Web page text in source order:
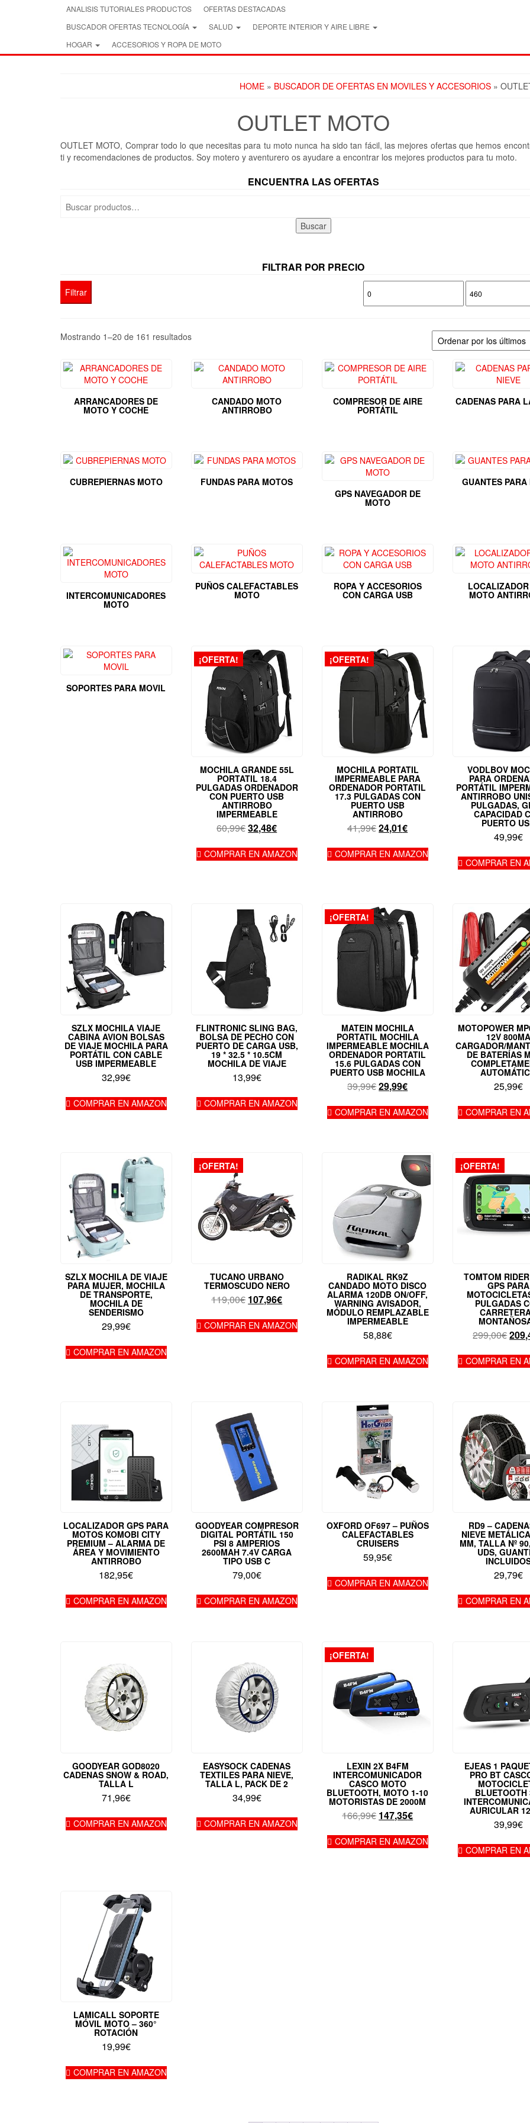
ANALISIS TUTORIALES PRODUCTOS
OFERTAS DESTACADAS
BUSCADOR OFERTAS TECNOLOGÍA
SALUD
DEPORTE INTERIOR Y AIRE LIBRE
HOGAR
ACCESORIOS Y ROPA DE MOTO
HOME » BUSCADOR DE OFERTAS EN MOVILES Y ACCESORIOS »
OUTLET MOTO
OUTLET MOTO, Comprar todo lo que necesitas para tu moto nunca ha sido tan fácil, las mejores ofertas que hemos
ti y recomendaciones de productos. Soy motero y aventurero os ayudare a encontrar los mejores productos para tu moto.
ENCUENTRA LAS OFERTAS
Buscar
por:
Buscar
FILTRAR POR PRECIO
mínimo
máximo
Filtrar
Mostrando 1–20 de 161 resultadosOrdenado
los
últimos
ARRANCADORES DE
MOTO Y COCHE
CANDADO MOTO
ANTIRROBO
COMPRESOR DE AIRE
PORTÁTIL
CADENAS PARA
CUBREPIERNAS MOTO
FUNDAS PARA MOTOS
GPS NAVEGADOR DE
MOTO
GUANTES PARA
INTERCOMUNICADORES
MOTO
PUÑOS CALEFACTABLES
MOTO
ROPA Y ACCESORIOS
CON CARGA USB MOTO
SOPORTES PARA MOVIL
¡OFERTA!
MOCHILA GRANDE 55L
PORTATIL 18.4
PULGADAS ORDENADOR
CON PUERTO USB
ANTIRROBO
IMPERMEABLE
60,99€El
original
32,48€El
actual
COMPRAR EN AMAZON
¡OFERTA!
MOCHILA PORTATIL
IMPERMEABLE PARA
ORDENADOR PORTATIL
17.3 PULGADAS CON
PUERTO USB
ANTIRROBO
41,99€El
original
24,01€El
actual
COMPRAR EN AMAZON
VODLBOV
PARA
PORTÁTIL
ANTIRROBO
PULGADAS,
CAPACIDAD
PUERTO
49,99€
COMPRAR EN
SZLX MOCHILA VIAJE
CABINA AVION BOLSAS
DE VIAJE MOCHILA PARA
PORTÁTIL CON CABLE
USB IMPERMEABLE
32,99€
COMPRAR EN AMAZON
FLINTRONIC SLING BAG,
BOLSA DE PECHO CON
PUERTO DE CARGA USB,
19 * 32.5 * 10.5CM
MOCHILA DE VIAJE
13,99€
COMPRAR EN AMAZON
¡OFERTA!
MATEIN MOCHILA
PORTATIL MOCHILA
IMPERMEABLE MOCHILA
ORDENADOR PORTATIL
15.6 PULGADAS CON
PUERTO USB MOCHILA
39,99€El
original
29,99€El
actual
COMPRAR EN AMAZON
MOTOPOWER
12V 800MA
CARGADOR/
DE BATERÍAS
25,99€
COMPRAR EN
SZLX MOCHILA DE VIAJE
PARA MUJER, MOCHILA
DE TRANSPORTE,
MOCHILA DE
SENDERISMO
29,99€
COMPRAR EN AMAZON
¡OFERTA!
TUCANO URBANO
TERMOSCUDO NERO
119,00€ El
original
107,96€El
actual
COMPRAR EN AMAZON
RADIKAL RK9Z
CANDADO MOTO DISCO
ALARMA 120DB ON/OFF,
WARNING AVISADOR,
MÓDULO REMPLAZABLE
IMPERMEABLE
58,88€
COMPRAR EN AMAZON
¡OFERTA!
TOMTOM
GPS PARA
PULGADAS
299,00€El
COMPRAR EN
LOCALIZADOR GPS PARA
MOTOS KOMOBI CITY
PREMIUM – ALARMA DE
ÁREA Y MOVIMIENTO
ANTIRROBO
182,95€
COMPRAR EN AMAZON
GOODYEAR COMPRESOR
DIGITAL PORTÁTIL 150
PSI 8 AMPERIOS
2600MAH 7.4V CARGA
TIPO USB C
79,00€
COMPRAR EN AMAZON
OXFORD OF697 – PUÑOS
CALEFACTABLES
CRUISERS
59,95€
COMPRAR EN AMAZON
RD9 –
NIEVE
MM, TALLA Nº
UDS,
29,79€
COMPRAR EN
GOODYEAR GOD8020
CADENAS SNOW & ROAD,
TALLA L
71,96€
COMPRAR EN AMAZON
EASYSOCK CADENAS
TEXTILES PARA NIEVE,
TALLA L, PACK DE 2
34,99€
COMPRAR EN AMAZON
¡OFERTA!
LEXIN 2X B4FM
INTERCOMUNICADOR
CASCO MOTO
BLUETOOTH, MOTO 1-10
MOTORISTAS DE 2000M
166,99€ El
original
147,35€El
actual
COMPRAR EN AMAZON
EJEAS 1
PRO BT
BLUETOOTH
AURICULAR
39,99€
COMPRAR EN
LAMICALL SOPORTE
MÓVIL MOTO – 360°
ROTACIÓN
19,99€
COMPRAR EN AMAZON